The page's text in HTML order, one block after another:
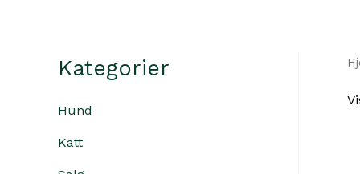
Kategorier
Hund
Katt